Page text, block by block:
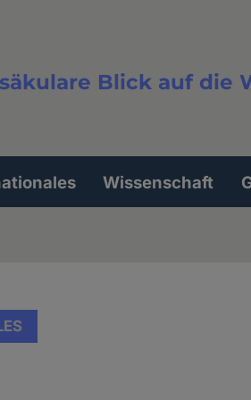
Blick auf die
Wissenschaft